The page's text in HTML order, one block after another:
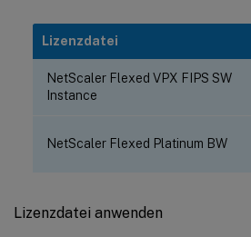
Lizenzdatei
NetScaler Flexed VPX FIPS SW
Instance
NetScaler Flexed Platinum BW
Lizenzdatei anwenden